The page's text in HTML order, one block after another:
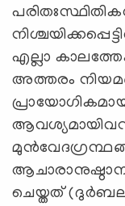
എല്ലാ
അത്തരം
ചെയ്തത്